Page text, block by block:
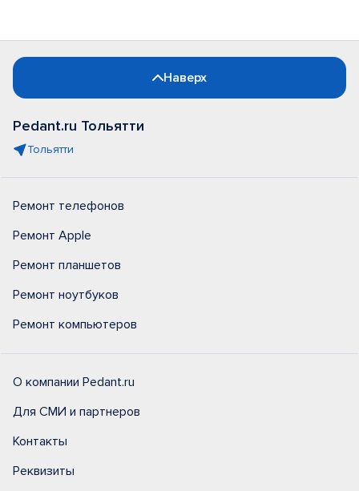
Наверх
Pedant.ru Тольятти
Тольятти
Ремонт телефонов
Ремонт Apple
Ремонт планшетов
Ремонт ноутбуков
Ремонт компьютеров
О компании Pedant.ru
Для СМИ и партнеров
Контакты
Реквизиты